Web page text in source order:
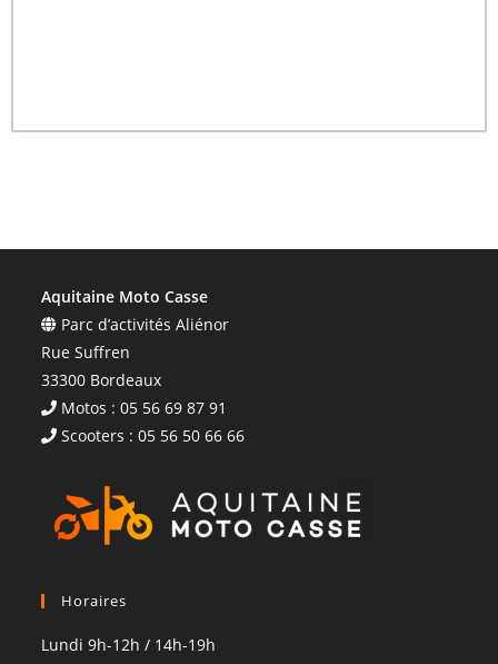
Aquitaine Moto Casse
Parc d’activités Aliénor
Rue Suffren
33300 Bordeaux
Motos : 05 56 69 87 91
Scooters : 05 56 50 66 66
Horaires
Lundi 9h-12h / 14h-19h